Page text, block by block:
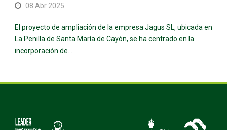
08 Abr 2025
El proyecto de ampliación de la empresa Jagus SL, ubicada en
La Penilla de Santa María de Cayón, se ha centrado en la
incorporación de...